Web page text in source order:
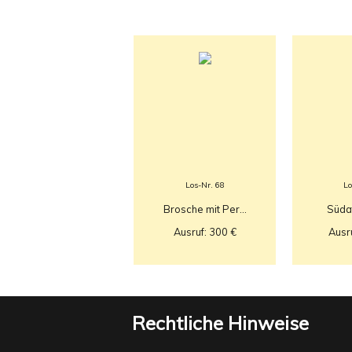
Los-Nr. 68
Brosche mit Per...
Ausruf: 300 €
Rechtliche Hinweise